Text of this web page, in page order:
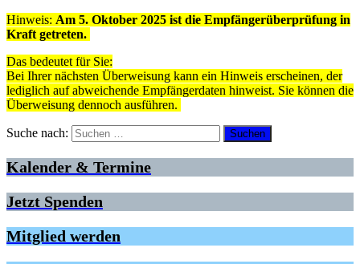
Hinweis: Am 5. Oktober 2025 ist die Empfängerüberprüfung in
Kraft getreten.
Das bedeutet für Sie:
Bei Ihrer nächsten Überweisung kann ein Hinweis erscheinen, der
lediglich auf abweichende Empfängerdaten hinweist. Sie können die
Überweisung dennoch ausführen.
Suche nach:
Kalender & Termine
Jetzt Spenden
Mitglied werden